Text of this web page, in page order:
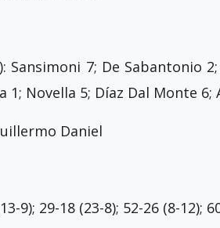
): Sansimoni 7; De Sabantonio
1; Novella 5; Díaz Dal Monte
Daniel
9); 29-18 (23-8); 52-26 (8-12);